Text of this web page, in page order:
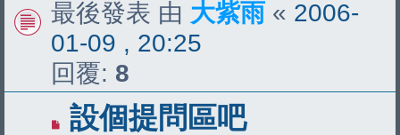
最後發表 由 大紫雨 « 2006-
01-09 , 20:25
回覆: 8
設個提問區吧